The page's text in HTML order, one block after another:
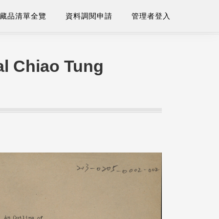
品清單全覽 資料調閱申請 管理者登入
Chiao Tung